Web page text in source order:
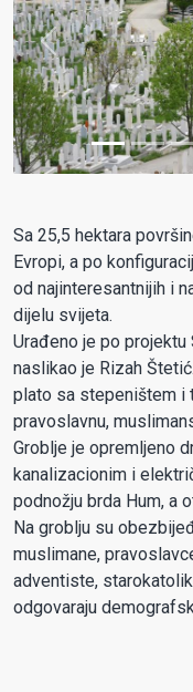
prev
Sa 25,5 hektara
Evropi, a po
od najinteresantnijih i
dijelu svijeta.
Urađeno je po projektu
naslikao je Rizah
plato sa stepeništem i
pravoslavnu,
Groblje je opremljeno
kanalizacionim i
podnožju brda Hum, a
Na groblju su
muslimane,
adventiste,
odgovaraju